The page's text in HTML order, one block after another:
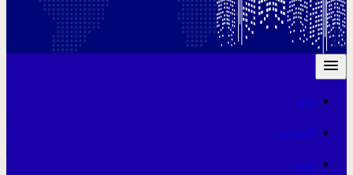
خانه
اقتصادی
بورس